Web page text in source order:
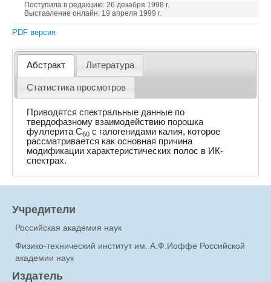
Поступила в редакцию: 26 декабря 1998 г.
Выставление онлайн: 19 апреля 1999 г.
PDF версия
Абстракт Литература
Статистика просмотров
Приводятся спектральные данные по
твердофазному взаимодействию порошка
фуллерита C60 с галогенидами калия, которое
рассматривается как основная причина
модификации характеристических полос в ИК-
спектрах.
Учредители
Российская академия наук
Физико-технический институт им. А.Ф.Иоффе Российской
академии наук
Издатель